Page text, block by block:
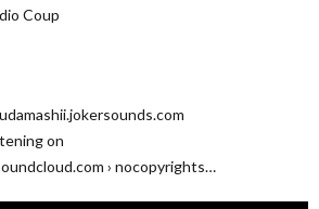
Coup
on
› nocopyrights…